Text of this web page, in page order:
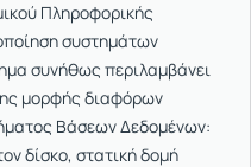
Πληροφορικής
συστημάτων
συνήθως περιλαμβάνει
μορφής διαφόρων
Βάσεων Δεδομένων:
δίσκο, στατική δομή